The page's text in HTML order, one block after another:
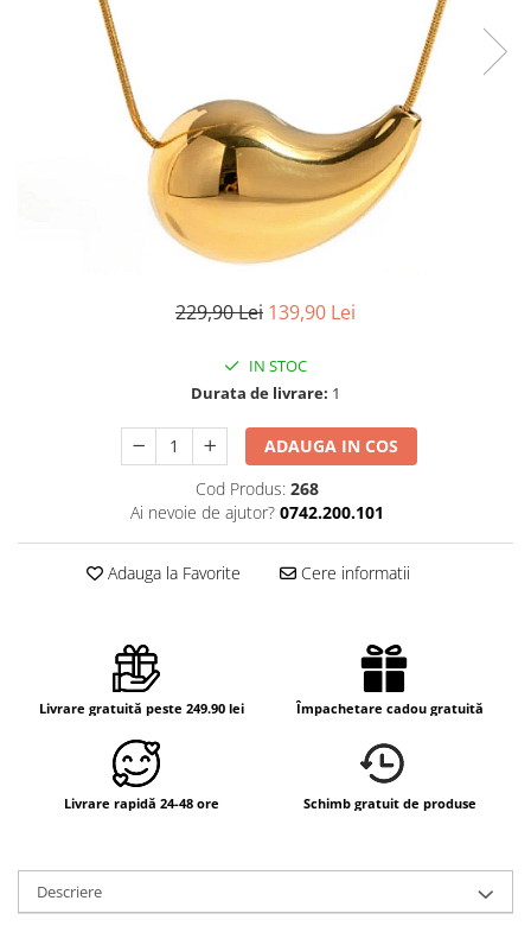
229,90 Lei 139,90 Lei
IN STOC
Durata de livrare: 1
ADAUGA IN COS
Cod Produs: 268
Ai nevoie de ajutor? 0742.200.101
Adauga la Favorite Cere informatii
Livrare gratuită peste 249.90 lei Împachetare cadou gratuită
Livrare rapidă 24-48 ore Schimb gratuit de produse
Descriere